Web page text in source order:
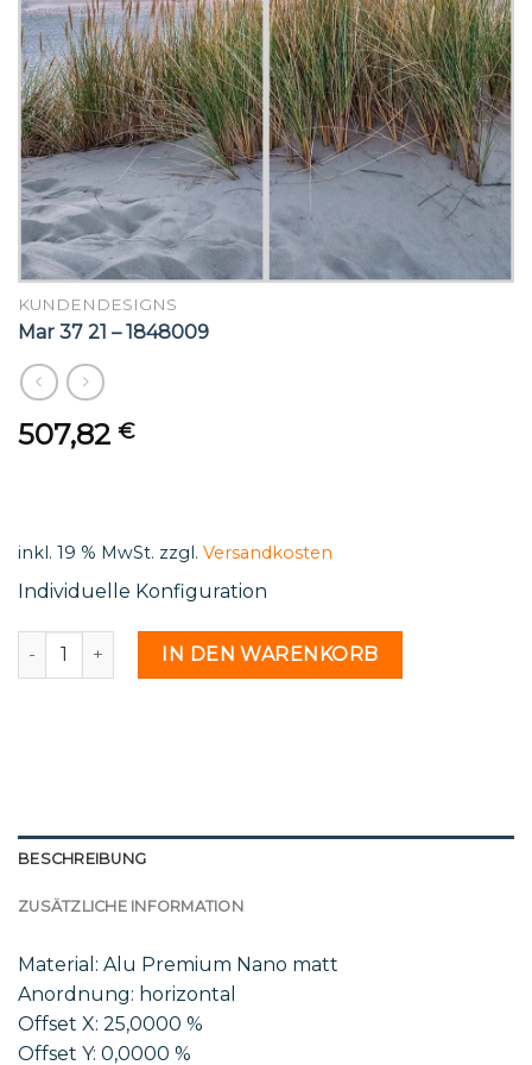
KUNDENDESIGNS
Mar 37 21 – 1848009
507,82 €
inkl. 19 % MwSt. zzgl. Versandkosten
Individuelle Konfiguration
Mar 37 21 - 1848009 MengeIN DEN WARENKORB
BESCHREIBUNG
ZUSÄTZLICHE INFORMATION
Material: Alu Premium Nano matt
Anordnung: horizontal
Offset X: 25,0000 %
Offset Y: 0,0000 %